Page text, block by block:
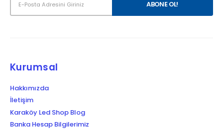
Kurumsal
Hakkımızda
İletişim
Karaköy Led Shop Blog
Banka Hesap Bilgilerimiz